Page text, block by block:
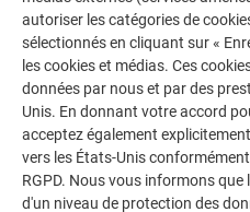
VOIR DAVANTAGE DE
autoriser les catégories de
sélectionnés en cliquant sur «
les cookies et médias. Ces
données par nous et par des
Unis. En donnant votre accord
acceptez également
vers les États-Unis
RGPD. Nous vous informons
d'un niveau de protection des